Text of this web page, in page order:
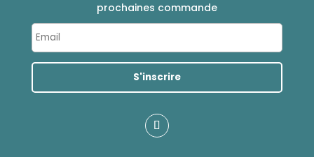
prochaines commande